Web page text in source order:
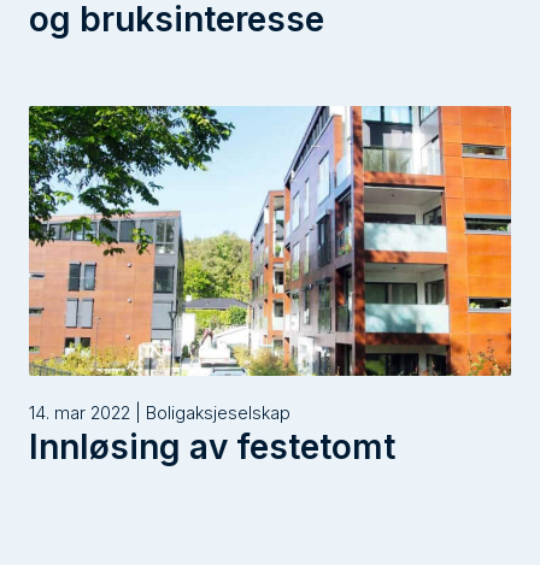
og bruksinteresse
14. mar 2022 | Boligaksjeselskap
Innløsing av festetomt